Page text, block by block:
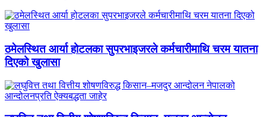
ठमेलस्थित आर्या होटलका सुपरभाइजरले कर्मचारीमाथि चरम यातना
दिएको खुलासा